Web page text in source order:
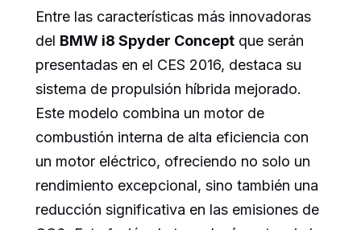
Entre las características más innovadoras
del BMW i8 Spyder Concept que serán
presentadas en el CES 2016, destaca su
sistema de propulsión híbrida mejorado.
Este modelo combina un motor de
combustión interna de alta eficiencia con
un motor eléctrico, ofreciendo no solo un
rendimiento excepcional, sino también una
reducción significativa en las emisiones de